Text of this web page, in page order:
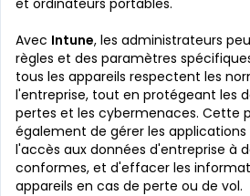
et ordinateurs portables.
Avec Intune, les administrateurs
règles et des paramètres
tous les appareils respectent les
l'entreprise, tout en protégeant les
pertes et les cybermenaces. Cette
également de gérer les
l'accès aux données d'entreprise à
conformes, et d'effacer les
appareils en cas de perte ou de vol.